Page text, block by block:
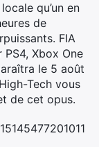
qu’un en
de
FIA
PS4, Xbox One
le 5 août
Tech vous
de cet opus.